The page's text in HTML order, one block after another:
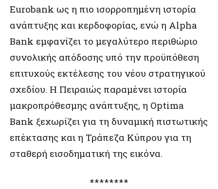
Eurobank ως η πιο ισορροπημένη ιστορία
ανάπτυξης και κερδοφορίας, ενώ η Alpha
Bank εμφανίζει το μεγαλύτερο περιθώριο
συνολικής απόδοσης υπό την προϋπόθεση
επιτυχούς εκτέλεσης του νέου στρατηγικού
σχεδίου. Η Πειραιώς παραμένει ιστορία
μακροπρόθεσμης ανάπτυξης, η Optima
Bank ξεχωρίζει για τη δυναμική πιστωτικής
επέκτασης και η Τράπεζα Κύπρου για τη
σταθερή εισοδηματική της εικόνα.
********